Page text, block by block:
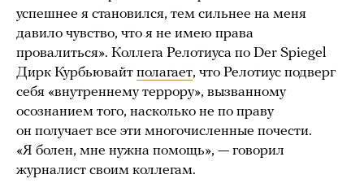
успешнее я становился, тем сильнее на меня
давило чувство, что я не имею права
провалиться». Коллега Релотиуса по Der Spiegel
Дирк Курбьювайт полагает, что Релотиус подверг
себя «внутреннему террору», вызванному
осознанием того, насколько не по праву
он получает все эти многочисленные почести.
«Я болен, мне нужна помощь», — говорил
журналист своим коллегам.